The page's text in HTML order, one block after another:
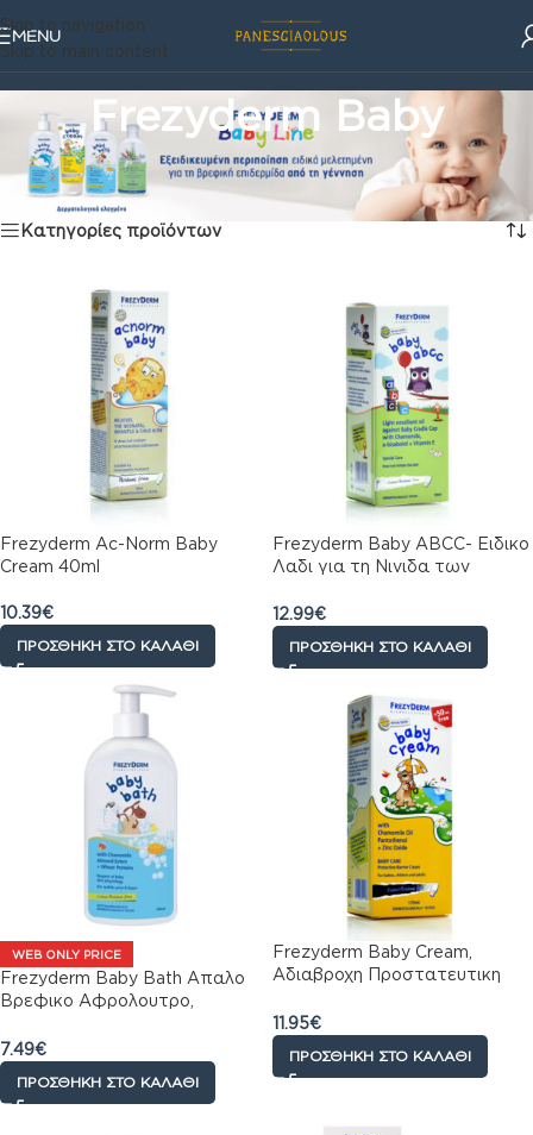
Skip to navigation
Skip to main content
MENU
Frezyderm Baby
Φροντίδα/Frezyderm Baby
Προβάλλονται όλα - 15 αποτελέσματα
Κατηγορίες προϊόντων
Frezyderm Ac-Norm Baby
Cream 40ml
10.39€
ΠΡΟΣΘΉΚΗ ΣΤΟ ΚΑΛΆΘΙ
Frezyderm Baby ABCC- Ειδικο
Λαδι για τη Νινιδα των
Βιταμινη Ε – 50 ml
12.99€
ΠΡΟΣΘΉΚΗ ΣΤΟ ΚΑΛΆΘΙ
WEB ONLY PRICE
Frezyderm Baby Bath Απαλο
Βρεφικο Αφρολουτρο,
7.49€
ΠΡΟΣΘΉΚΗ ΣΤΟ ΚΑΛΆΘΙ
Frezyderm Baby Cream,
Αδιαβροχη Προστατευτικη
11.95€
ΠΡΟΣΘΉΚΗ ΣΤΟ ΚΑΛΆΘΙ